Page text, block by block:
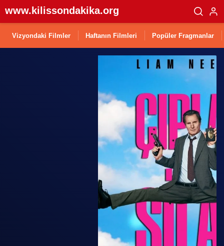
www.kilissondakika.org
Vizyondaki Filmler Haftanın Filmleri Popüler Fragmanlar